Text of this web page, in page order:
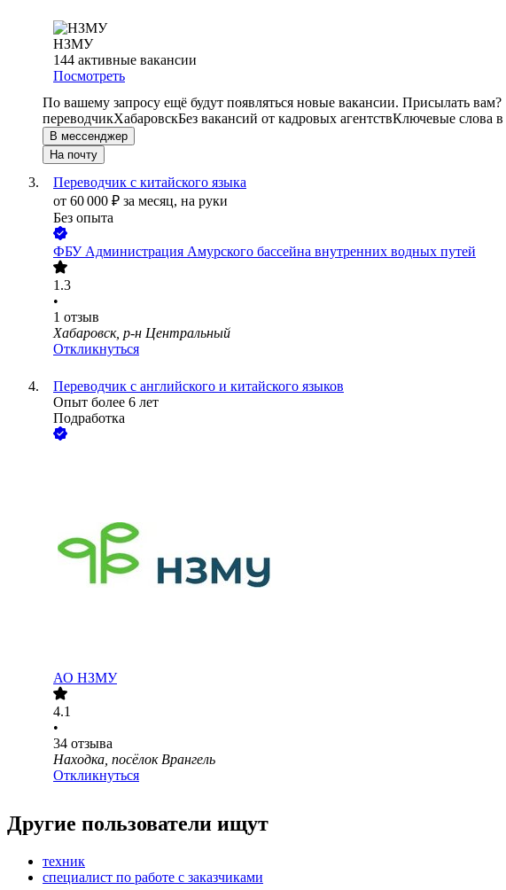
НЗМУ
144 активные вакансии
Посмотреть
По вашему запросу ещё будут появляться новые вакансии. Присылать вам?
переводчикХабаровскБез вакансий от кадровых агентствКлючевые слова в
В мессенджер
На почту
Переводчик с китайского языка
от 60 000 ₽ за месяц, на руки
Без опыта
ФБУ Администрация Амурского бассейна внутренних водных путей
1.3
•
1 отзыв
Хабаровск, р-н Центральный
Откликнуться
Переводчик с английского и китайского языков
Опыт более 6 лет
Подработка
АО НЗМУ
4.1
•
34 отзыва
Находка, посёлок Врангель
Откликнуться
Другие пользователи ищут
техник
специалист по работе с заказчиками